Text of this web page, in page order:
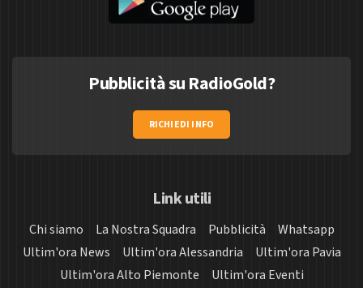
Pubblicità su RadioGold?
RICHIEDI INFO
Link utili
Chi siamo La Nostra Squadra Pubblicità
Whatsapp
Ultim'ora News
Ultim'ora Alessandria
Ultim'ora Pavia
Ultim'ora Alto Piemonte
Ultim'ora Eventi